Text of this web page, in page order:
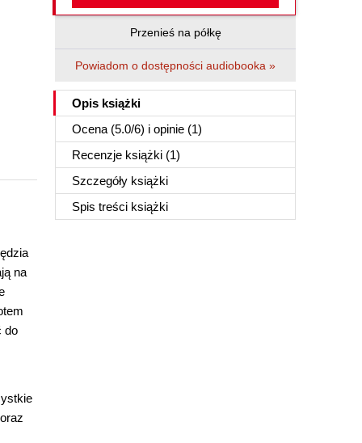
Przenieś na półkę
Powiadom o dostępności audiobooka »
Opis książki
Ocena (5.0/6) i opinie (1)
Recenzje książki (1)
Szczegóły książki
Spis treści książki
na
do